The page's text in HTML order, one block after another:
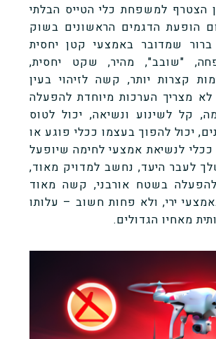
הצטרף למשפחת כלי הטייס הבלתי
הופעת הדגמים הראשונים בשוק
שמדובר באמצעי קטן יחסית
"שובב", מהיר, שקט יחסית,
קצרות יותר, קשה לזיהוי בעין
לא מצריך הערכות מיוחדת להפעלה
קל לשינוע ונשיאה, יכול לטוס
יכול להפוך בעצמו ככלי פוגע או
לנשיאת אמצעי לחימה שיופעל
לעבר היעד, נחשב למדויק מאוד,
בשטח אורבני, קשה מאוד
ירי, ולא פחות חשוב – עלותו
מאחיו הגדולים.